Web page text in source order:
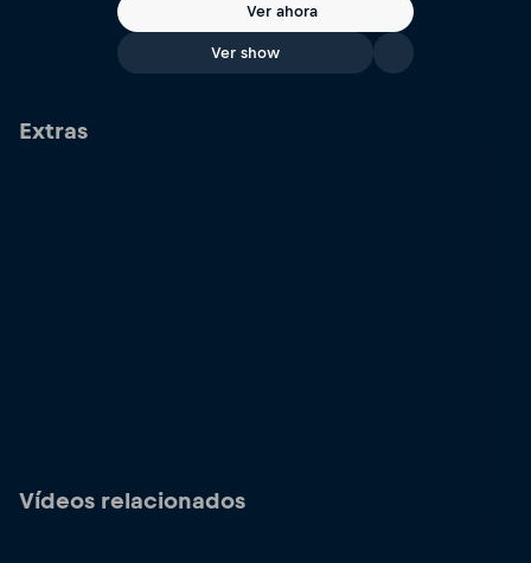
Ver ahora
Ver show
Extras
Vídeos relacionados